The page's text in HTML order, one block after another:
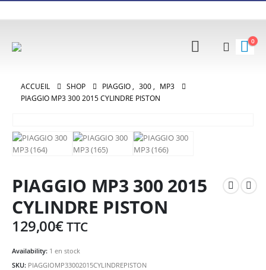
0
ACCUEIL SHOP PIAGGIO, 300, MP3
PIAGGIO MP3 300 2015 CYLINDRE PISTON
PIAGGIO MP3 300 2015
CYLINDRE PISTON
129,00€TTC
Availability: 1 en stock
SKU: PIAGGIOMP33002015CYLINDREPISTON